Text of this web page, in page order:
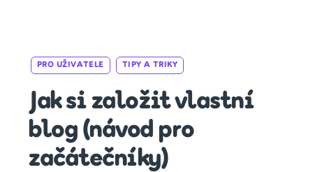
Categories
PRO UŽIVATELE TIPY A TRIKY
Jak si založit vlastní
blog (návod pro
začátečníky)